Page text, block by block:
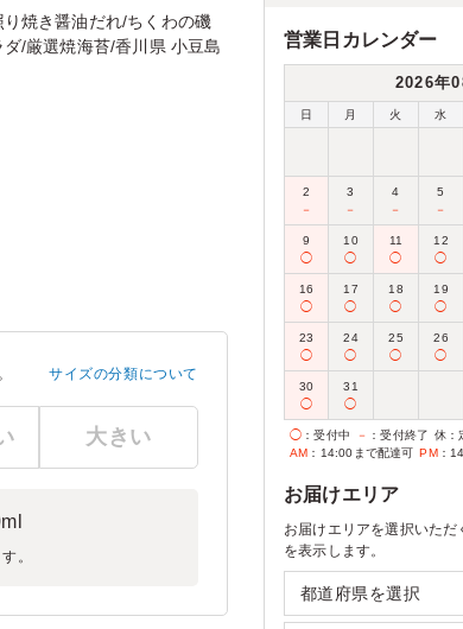
焼き醤油だれ/ちくわの磯
/厳選焼海苔/香川県 小豆島
サイズの分類について
大きい
。
営業日カレンダー
2026年
日 月 火 水
2
－
3
－
4
－
5
－
9
◯
10
◯
11
◯
12
◯
16
◯
17
◯
18
◯
19
◯
23
◯
24
◯
25
◯
26
◯
30
◯
31
◯
◯ ：受付中 － ：受付終了 休
AM ：14:00まで配達可 PM：
お届けエリア
お届けエリアを選択いた
を表示します。